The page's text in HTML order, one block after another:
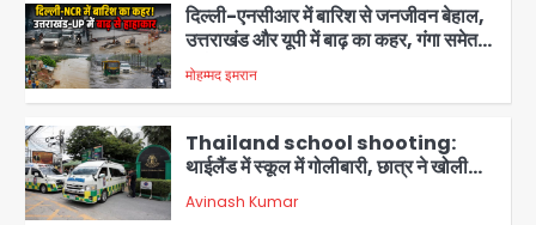
2
दिल्ली-एनसीआर में बारिश से जनजीवन बेहाल,
उत्तराखंड और यूपी में बाढ़ का कहर, गंगा समेत
कई नदियां उफान पर
मोहम्मद इमरान
Thailand school shooting:
थाईलैंड में स्कूल में गोलीबारी, छात्र ने खोली
फायर, दो की मौत, कई घायल
Avinash Kumar